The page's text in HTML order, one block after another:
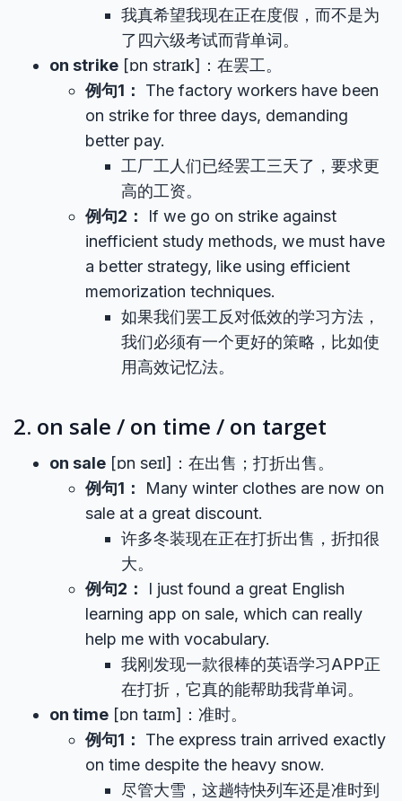
我真希望我现在正在度假，而不是为
了四六级考试而背单词。
on strike [ɒn straɪk]：在罢工。
例句1：
The factory workers have been
on strike for three days, demanding
better pay.
工厂工人们已经罢工三天了，要求更
高的工资。
例句2：
If we go on strike against
inefficient study methods, we must have
a better strategy, like using efficient
memorization techniques.
如果我们罢工反对低效的学习方法，
我们必须有一个更好的策略，比如使
用高效记忆法。
2. on sale / on time / on target
on sale [ɒn seɪl]：在出售；打折出售。
例句1：
Many winter clothes are now on
sale at a great discount.
许多冬装现在正在打折出售，折扣很
大。
例句2：
I just found a great English
learning app on sale, which can really
help me with vocabulary.
我刚发现一款很棒的英语学习APP正
在打折，它真的能帮助我背单词。
on time [ɒn taɪm]：准时。
例句1：
The express train arrived exactly
on time despite the heavy snow.
尽管大雪，这趟特快列车还是准时到